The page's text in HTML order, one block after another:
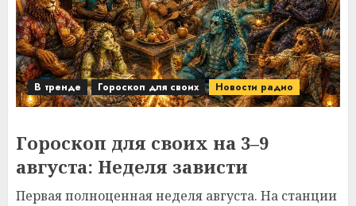
В тренде Гороскоп для своих Новости радио
Гороскоп для своих на 3–9
августа: Неделя зависти
Первая полноценная неделя августа. На станции